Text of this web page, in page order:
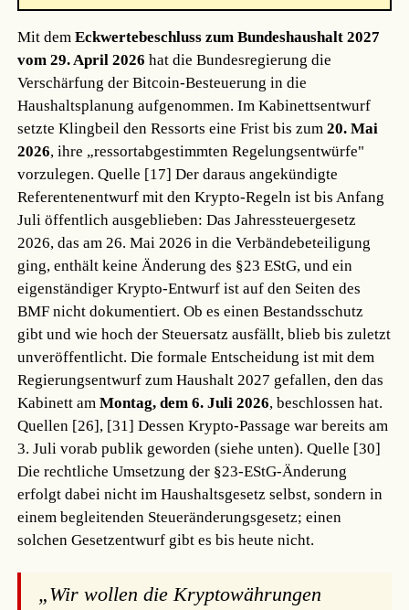
Mit demEckwertebeschluss zum Bundeshaushalt 2027
vom 29. April 2026 hat die Bundesregierung die
Verschärfung der Bitcoin-Besteuerung in die
Haushaltsplanung aufgenommen. Im Kabinettsentwurf
setzte Klingbeil den Ressorts eine Frist bis zum20. Mai
2026, ihre „ressortabgestimmten Regelungsentwürfe"
vorzulegen.Quelle [17] Der daraus angekündigte
Referentenentwurf mit den Krypto-Regeln ist bis Anfang
Juli öffentlich ausgeblieben: Das Jahressteuergesetz
2026, das am 26. Mai 2026 in die Verbändebeteiligung
ging, enthält keine Änderung des §23 EStG, und ein
eigenständiger Krypto-Entwurf ist auf den Seiten des
BMF nicht dokumentiert. Ob es einen Bestandsschutz
gibt und wie hoch der Steuersatz ausfällt, blieb bis zuletzt
unveröffentlicht. Die formale Entscheidung ist mit dem
Regierungsentwurf zum Haushalt 2027 gefallen, den das
Kabinett amMontag, dem 6. Juli 2026, beschlossen hat.
Quellen [26], [31] Dessen Krypto-Passage war bereits am
3. Juli vorab publik geworden (siehe unten).Quelle [30]
Die rechtliche Umsetzung der §23-EStG-Änderung
erfolgt dabei nicht im Haushaltsgesetz selbst, sondern in
einem begleitenden Steueränderungsgesetz; einen
solchen Gesetzentwurf gibt es bis heute nicht.
„Wir wollen die Kryptowährungen